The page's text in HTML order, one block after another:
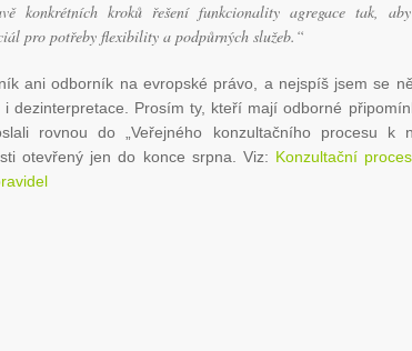
konkrétních kroků řešení funkcionality agregace tak,
pro potřeby flexibility a podpůrných služeb.“
ani odborník na evropské právo, a nejspíš jsem se
dezinterpretace. Prosím ty, kteří mají odborné
rovnou do „Veřejného konzultačního procesu k
otevřený jen do konce srpna. Viz: Konzultační